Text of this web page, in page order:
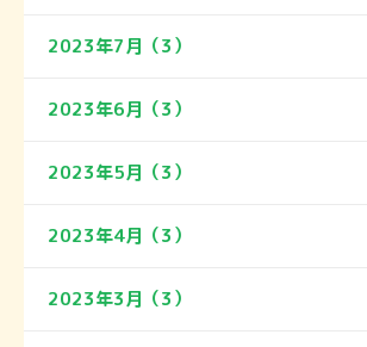
2023年7月（3）
2023年6月（3）
2023年5月（3）
2023年4月（3）
2023年3月（3）